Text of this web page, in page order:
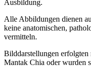
Ausbildung.
Alle Abbildungen dienen
keine anatomischen,
vermitteln.
Bilddarstellungen
Mantak Chia oder wurden